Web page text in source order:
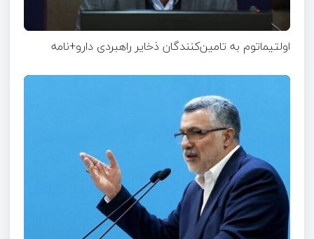
اولتیماتوم به تامین‌کنندگان ذخایر راهبردی دارو+نامه